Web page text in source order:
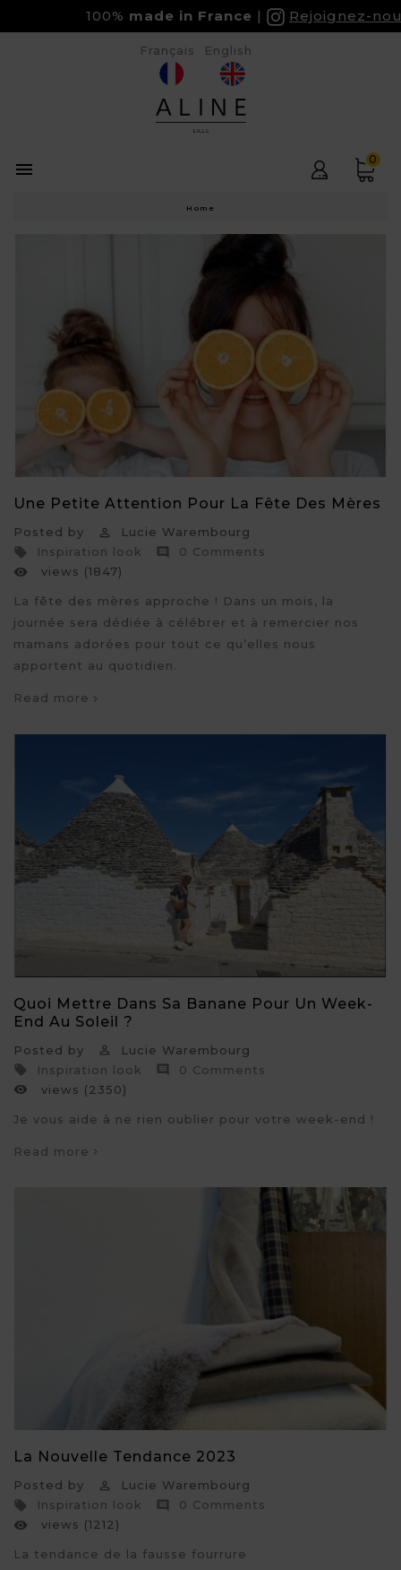
100% made in France Rejoignez-nous
 0
Français English
Home
Une Petite Attention Pour La Fête Des Mères
Posted by 
Lucie Warembourg

Inspiration look 
0 Comments
 views (1847)
La fête des mères approche ! Dans un mois, la
journée sera dédiée à célébrer et à remercier nos
mamans adorées pour tout ce qu’elles nous
apportent au quotidien.
Read more
Quoi Mettre Dans Sa Banane Pour Un Week-
End Au Soleil ?
Posted by 
Lucie Warembourg

Inspiration look 
0 Comments
 views (2350)
Je vous aide à ne rien oublier pour votre week-end !
Read more
La Nouvelle Tendance 2023
Posted by 
Lucie Warembourg

Inspiration look 
0 Comments
 views (1212)
La tendance de la fausse fourrure